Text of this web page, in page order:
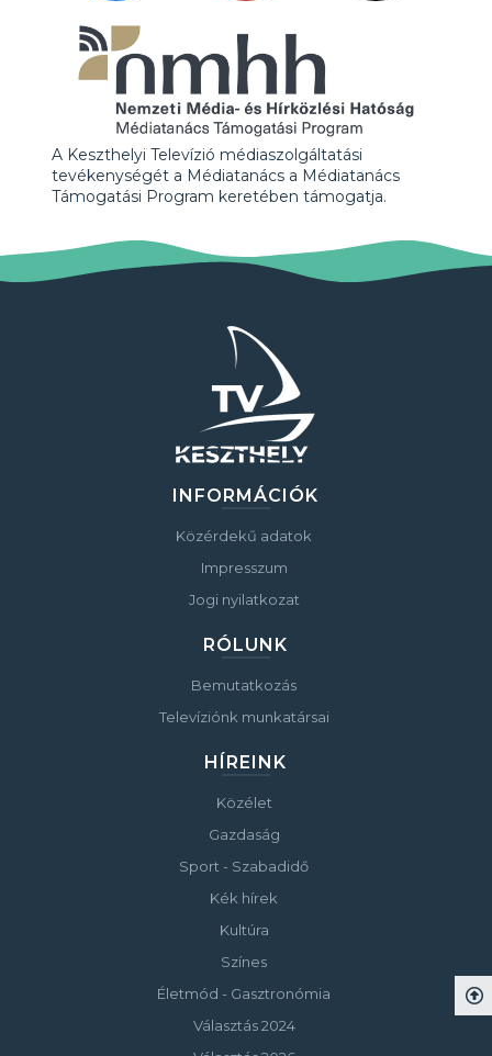
A Keszthelyi Televízió médiaszolgáltatási
tevékenységét a Médiatanács a Médiatanács
Támogatási Program keretében támogatja.
INFORMÁCIÓK
Közérdekű adatok
Impresszum
Jogi nyilatkozat
RÓLUNK
Bemutatkozás
Televíziónk munkatársai
HÍREINK
Közélet
Gazdaság
Sport - Szabadidő
Kék hírek
Kultúra
Színes
Életmód - Gasztronómia
Választás 2024